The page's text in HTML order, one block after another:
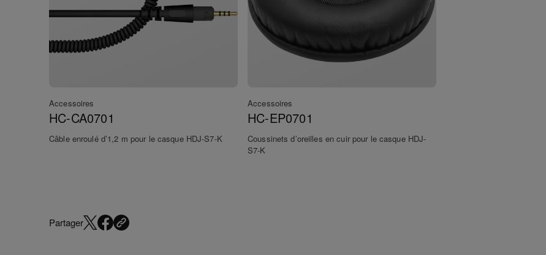
Accessoires
HC-CA0701
Câble enroulé d’1,2 m pour le casque HDJ-S7-K
Accessoires
HC-EP0701
Coussinets d’oreilles en cuir pour le casque HDJ-
S7-K
Partager